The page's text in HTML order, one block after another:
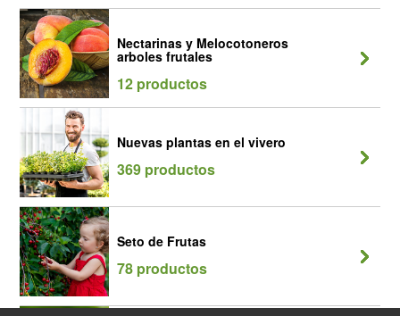
Nectarinas y Melocotoneros
arboles frutales
12 productos
Nuevas plantas en el vivero
369 productos
Seto de Frutas
78 productos